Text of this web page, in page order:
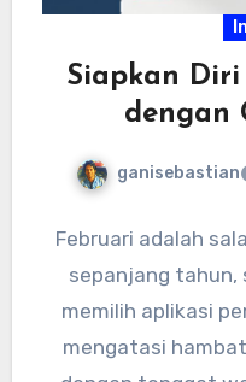
Siapkan
dengan
ganisebastian
Februari adalah
sepanjang tahun,
memilih aplikasi
mengatasi